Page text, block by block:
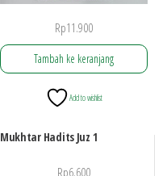
Rp11.900
Tambah ke keranjang
Add to wishlist
Mukhtar Hadits Juz 1
Rp6.600